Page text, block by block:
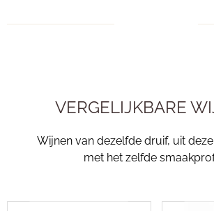
VERGELIJKBARE
Wijnen van dezelfde druif, uit
met het zelfde